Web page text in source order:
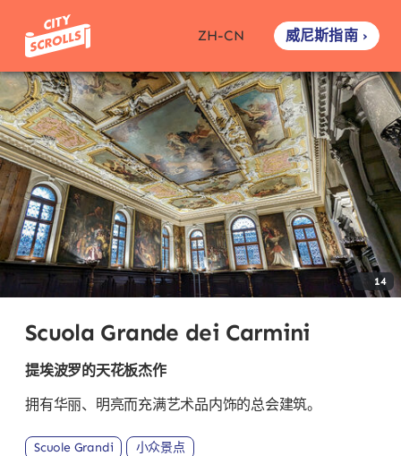
ZH-CN 威尼斯指南 ›
14
Scuola Grande dei Carmini
提埃波罗的天花板杰作
拥有华丽、明亮而充满艺术品内饰的总会建筑。
Scuole Grandi 小众景点